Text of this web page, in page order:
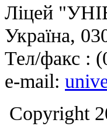
Ліцей
Україна,
Тел/факс :
e-mail:
Copyright